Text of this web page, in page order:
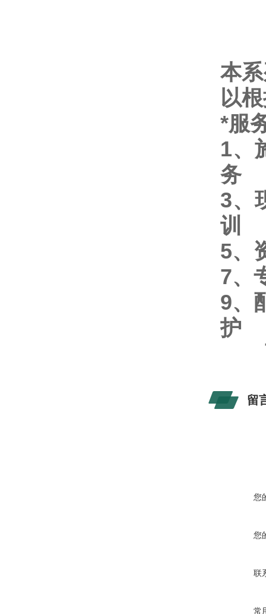
本
以
*服
1、
务
3、
训
5、
7、
9、
护
留
您
您
联
常